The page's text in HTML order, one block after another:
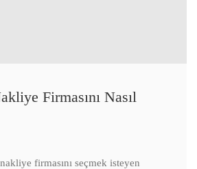
Firmasını Nasıl
firmasını seçmek isteyen